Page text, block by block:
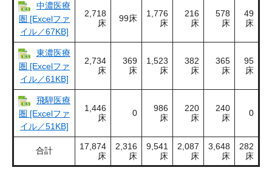
中濃医療
圏 [Excelファ
イル／67KB]
2,718
床
99床
1,776
床
216
床
578
床
49
床
東濃医療
圏 [Excelファ
イル／61KB]
2,734
床
369
床
1,523
床
382
床
365
床
95
床
飛騨医療
圏 [Excelファ
イル／51KB]
1,446
床
0
986
床
220
床
240
床
0
合計
17,874
床
2,316
床
9,541
床
2,087
床
3,648
床
282
床